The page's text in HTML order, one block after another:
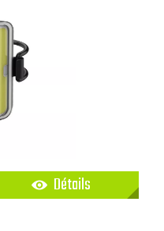
Détails